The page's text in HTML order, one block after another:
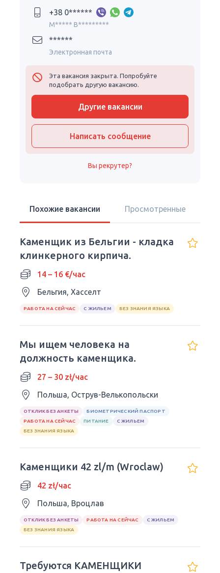
+38 0******
M***** B*********
******
Электронная почта
Эта вакансия закрыта. Попробуйте
подобрать другую вакансию.
Другие вакансии
Написать сообщение
Вы рекрутер?
Похожие вакансии Просмотренные
Каменщик из Бельгии - кладка
клинкерного кирпича.
14 – 16 €/час
Бельгия, Хасселт
РАБОТА НА СЕЙЧАС С ЖИЛЬЕМ БЕЗ ЗНАНИЯ ЯЗЫКА
Мы ищем человека на
должность каменщика.
27 – 30 zł/час
Польша, Острув-Велькопольски
ОТКЛИК БЕЗ АНКЕТЫ
БИОМЕТРИЧЕСКИЙ ПАСПОРТ
РАБОТА НА СЕЙЧАС
ПИТАНИЕ
С ЖИЛЬЕМ
БЕЗ ЗНАНИЯ ЯЗЫКА
Каменщики 42 zl/m (Wroclaw)
42 zł/час
Польша, Вроцлав
ОТКЛИК БЕЗ АНКЕТЫ РАБОТА НА СЕЙЧАС
С ЖИЛЬЕМ
БЕЗ ЗНАНИЯ ЯЗЫКА
Требуются КАМЕНЩИКИ